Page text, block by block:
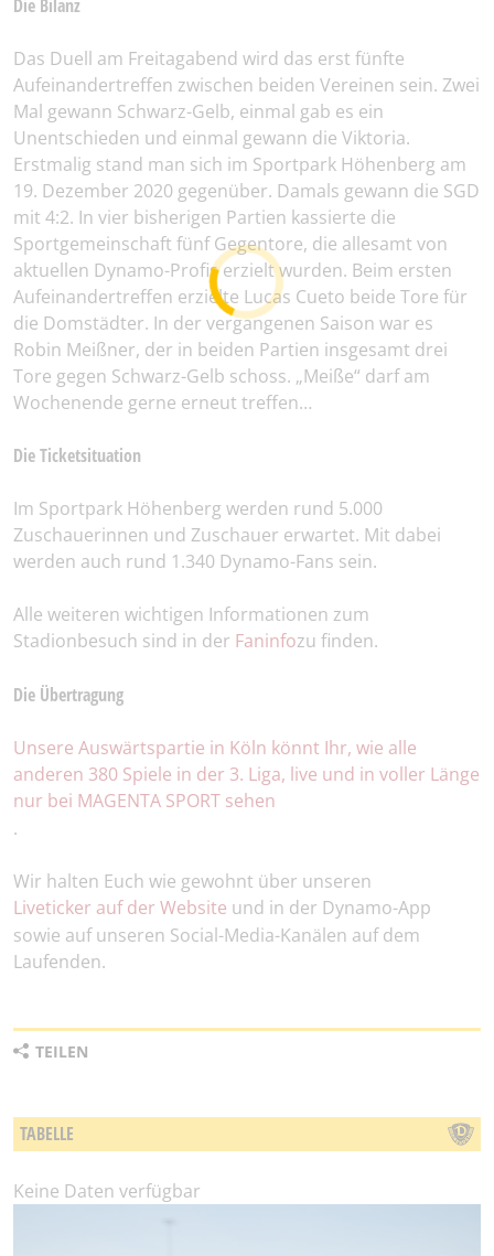
Die Bilanz
Das Duell am Freitagabend wird das erst fünfte
Aufeinandertreffen zwischen beiden Vereinen sein. Zwei
Mal gewann Schwarz-Gelb, einmal gab es ein
Unentschieden und einmal gewann die Viktoria.
Erstmalig stand man sich im Sportpark Höhenberg am
19. Dezember 2020 gegenüber. Damals gewann die SGD
mit 4:2. In vier bisherigen Partien kassierte die
Sportgemeinschaft fünf Gegentore, die allesamt von
aktuellen Dynamo-Profis erzielt wurden. Beim ersten
Aufeinandertreffen erzielte Lucas Cueto beide Tore für
die Domstädter. In der vergangenen Saison war es
Robin Meißner, der in beiden Partien insgesamt drei
Tore gegen Schwarz-Gelb schoss. „Meiße“ darf am
Wochenende gerne erneut treffen…
Die Ticketsituation
Im Sportpark Höhenberg werden rund 5.000
Zuschauerinnen und Zuschauer erwartet. Mit dabei
werden auch rund 1.340 Dynamo-Fans sein.
Alle weiteren wichtigen Informationen zum
Stadionbesuch sind in der Faninfozu finden.
Die Übertragung
Unsere Auswärtspartie in Köln könnt Ihr, wie alle
anderen 380 Spiele in der 3. Liga, live und in voller Länge
nur bei MAGENTA SPORT sehen
.
Wir halten Euch wie gewohnt über unseren
Liveticker auf der Website und in der Dynamo-App
sowie auf unseren Social-Media-Kanälen auf dem
Laufenden.
TEILEN
TABELLE
Keine Daten verfügbar